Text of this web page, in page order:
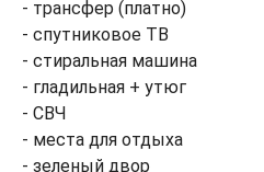
- трансфер (платно)
- спутниковое ТВ
- стиральная машина
- гладильная + утюг
- СВЧ
- места для отдыха
- зеленый двор